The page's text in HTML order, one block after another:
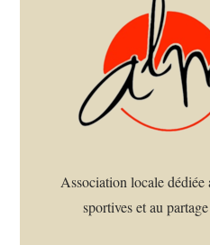
Association locale
sportives et au